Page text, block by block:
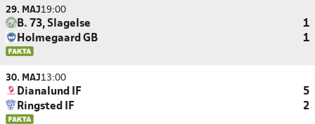
29. MAJ19:00
B. 73, Slagelse
1
Holmegaard GB
1
30. MAJ13:00
Dianalund IF
5
Ringsted IF
2